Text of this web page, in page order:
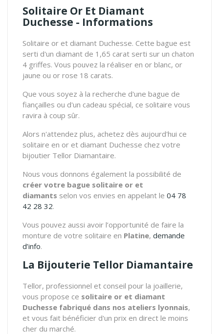
Solitaire Or Et Diamant
Duchesse - Informations
Solitaire or et diamant Duchesse. Cette bague est
serti d'un diamant de 1,65 carat serti sur un chaton
4 griffes. Vous pouvez la réaliser en or blanc, or
jaune ou or rose 18 carats.
Que vous soyez à la recherche d'une bague de
fiançailles ou d'un cadeau spécial, ce solitaire vous
ravira à coup sûr.
Alors n'attendez plus, achetez dès aujourd'hui ce
solitaire en or et diamant Duchesse chez votre
bijoutier Tellor Diamantaire.
Nous vous donnons également la possibilité de
créer votre bague solitaire or et
diamants selon vos envies en appelant le 04 78
42 28 32.
Vous pouvez aussi avoir l’opportunité de faire la
monture de votre solitaire en Platine, demande
d’info.
La Bijouterie Tellor Diamantaire
Tellor, professionnel et conseil pour la joaillerie,
vous propose ce solitaire or et diamant
Duchesse fabriqué dans nos ateliers lyonnais,
et vous fait bénéficier d'un prix en direct le moins
cher du marché.